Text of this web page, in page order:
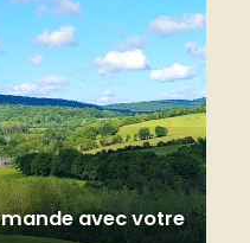
avec votre